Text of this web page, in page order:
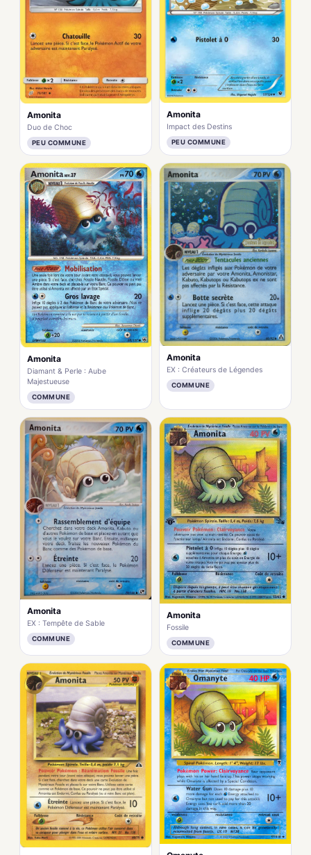
Amonita
Duo de Choc
PEU COMMUNE
Amonita
Impact des Destins
PEU COMMUNE
Amonita
Diamant & Perle : Aube
Majestueuse
COMMUNE
Amonita
EX : Créateurs de Légendes
COMMUNE
Amonita
EX : Tempête de Sable
COMMUNE
Amonita
Fossile
COMMUNE